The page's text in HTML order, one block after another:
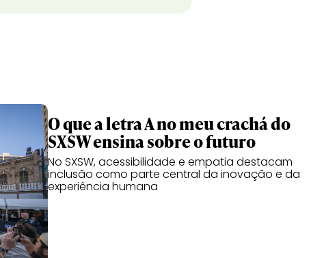
O que a letra A no meu crachá do
SXSW ensina sobre o futuro
No SXSW, acessibilidade e empatia destacam
inclusão como parte central da inovação e da
experiência humana